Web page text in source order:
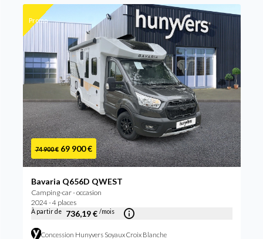
Promo
74 900 € 69 900 €
Bavaria Q656D QWEST
Camping-car - occasion
2024 - 4 places
À partir de 736,19 € /mois
Concession Hunyvers Soyaux Croix Blanche